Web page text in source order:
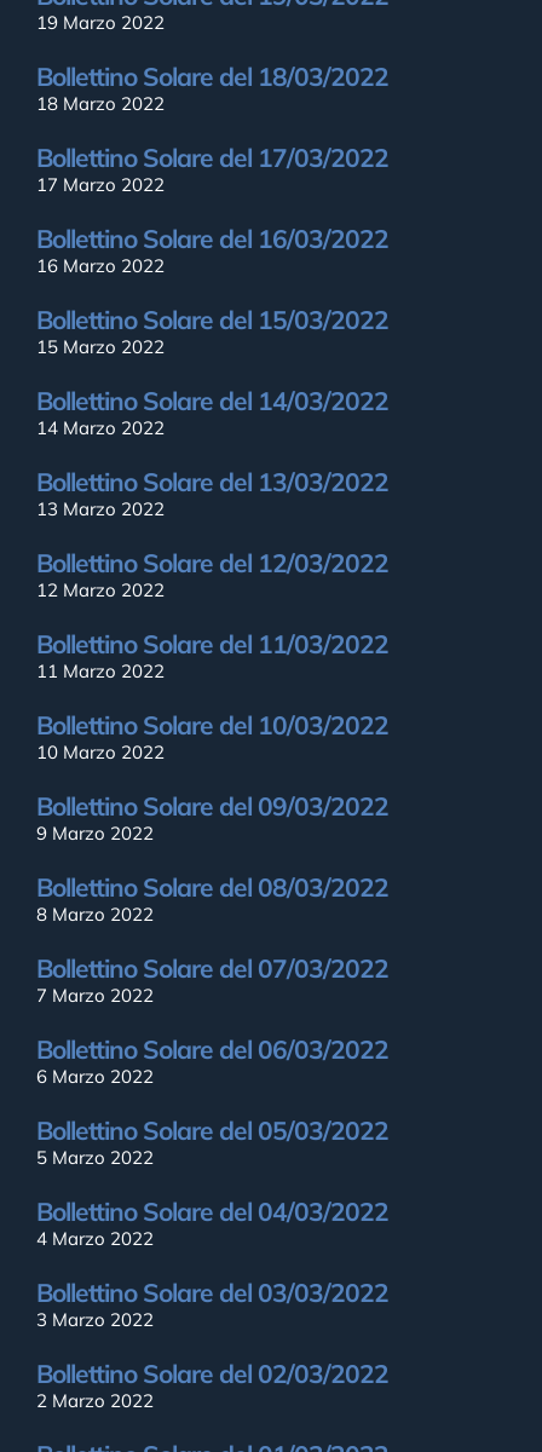
19 Marzo 2022
Bollettino Solare del 18/03/2022
18 Marzo 2022
Bollettino Solare del 17/03/2022
17 Marzo 2022
Bollettino Solare del 16/03/2022
16 Marzo 2022
Bollettino Solare del 15/03/2022
15 Marzo 2022
Bollettino Solare del 14/03/2022
14 Marzo 2022
Bollettino Solare del 13/03/2022
13 Marzo 2022
Bollettino Solare del 12/03/2022
12 Marzo 2022
Bollettino Solare del 11/03/2022
11 Marzo 2022
Bollettino Solare del 10/03/2022
10 Marzo 2022
Bollettino Solare del 09/03/2022
9 Marzo 2022
Bollettino Solare del 08/03/2022
8 Marzo 2022
Bollettino Solare del 07/03/2022
7 Marzo 2022
Bollettino Solare del 06/03/2022
6 Marzo 2022
Bollettino Solare del 05/03/2022
5 Marzo 2022
Bollettino Solare del 04/03/2022
4 Marzo 2022
Bollettino Solare del 03/03/2022
3 Marzo 2022
Bollettino Solare del 02/03/2022
2 Marzo 2022